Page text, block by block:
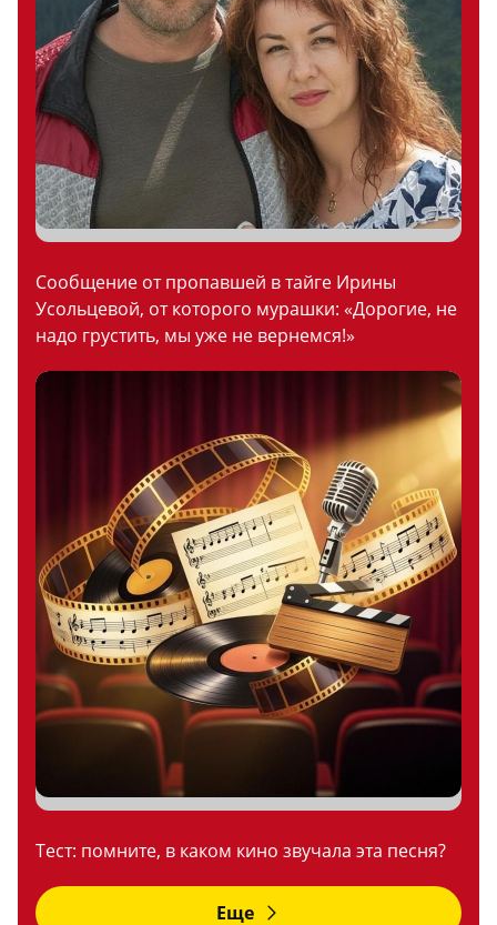
Сообщение от пропавшей в тайге Ирины
Усольцевой, от которого мурашки: «Дорогие, не
надо грустить, мы уже не вернемся!»
Тест: помните, в каком кино звучала эта песня?
Еще